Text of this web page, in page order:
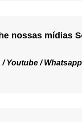
nossas mídias
/Youtube /Whatsapp